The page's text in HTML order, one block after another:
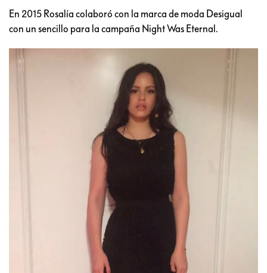
En 2015 Rosalía colaboró con la marca de moda Desigual
con un sencillo para la campaña Night Was Eternal.